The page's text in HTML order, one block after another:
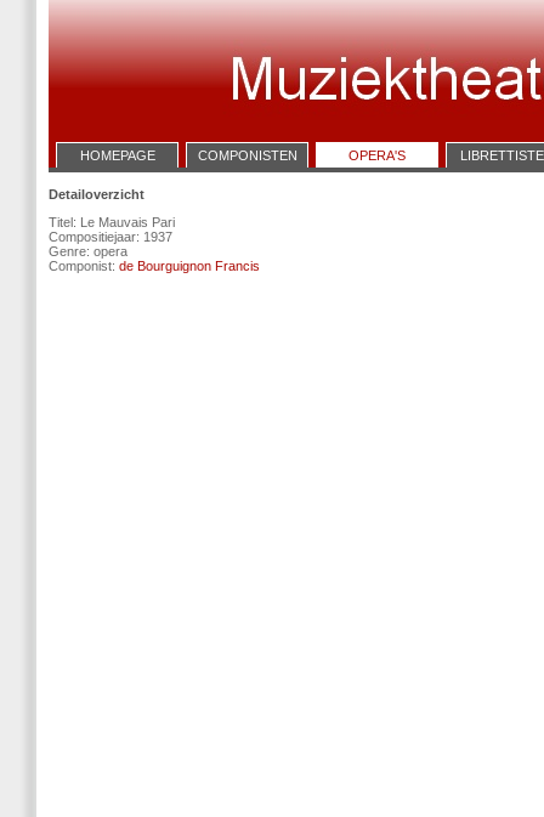
HOMEPAGE COMPONISTEN OPERA'S
Detailoverzicht
Titel: Le Mauvais Pari
Compositiejaar: 1937
Genre: opera
Componist: de Bourguignon Francis